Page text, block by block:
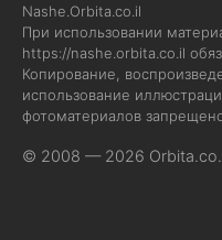
Nashe.Orbita.co.il
При использовании
https://nashe.orbita.co.il
Копирование,
использование
фотоматериалов
© 2008 — 2026